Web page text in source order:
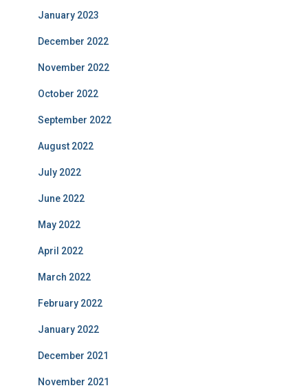
January 2023
December 2022
November 2022
October 2022
September 2022
August 2022
July 2022
June 2022
May 2022
April 2022
March 2022
February 2022
January 2022
December 2021
November 2021